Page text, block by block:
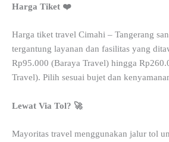
Harga Tiket ❤️
Harga tiket travel Cimahi – Tangerang
tergantung layanan dan fasilitas yang
Rp95.000 (Baraya Travel) hingga
Travel). Pilih sesuai bujet dan
Lewat Via Tol? 🚀
Mayoritas travel menggunakan jalur tol